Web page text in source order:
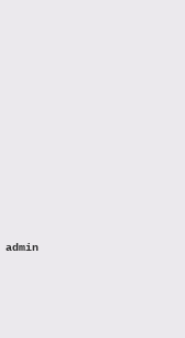
admin